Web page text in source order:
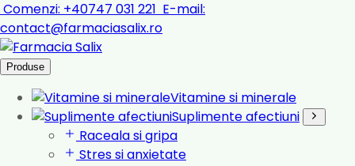
Comenzi: +40747 031 221 E-mail:
contact@farmaciasalix.ro
Produse
Vitamine si minerale
Suplimente afectiuni
Raceala si gripa
Stres si anxietate